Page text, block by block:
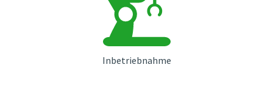
Inbetriebnahme